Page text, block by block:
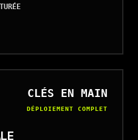
CLÉS EN MAIN
DÉPLOIEMENT COMPLET